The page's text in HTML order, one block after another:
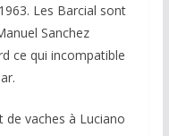
Les Barcial sont
Sanchez
ce qui incompatible
de vaches à Luciano